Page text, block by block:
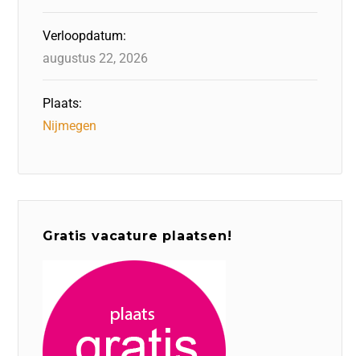
Verloopdatum:
augustus 22, 2026
Plaats:
Nijmegen
Gratis vacature plaatsen!